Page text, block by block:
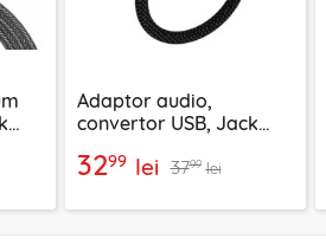
Adaptor audio,
convertor USB, Jack
J13
3299 lei 3799 lei